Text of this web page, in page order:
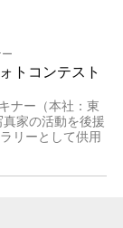
トコンテスト
ナー（本社：東
家の活動を後援
リーとして供用